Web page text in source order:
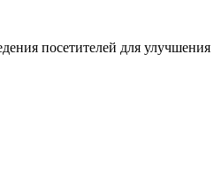
посетителей для